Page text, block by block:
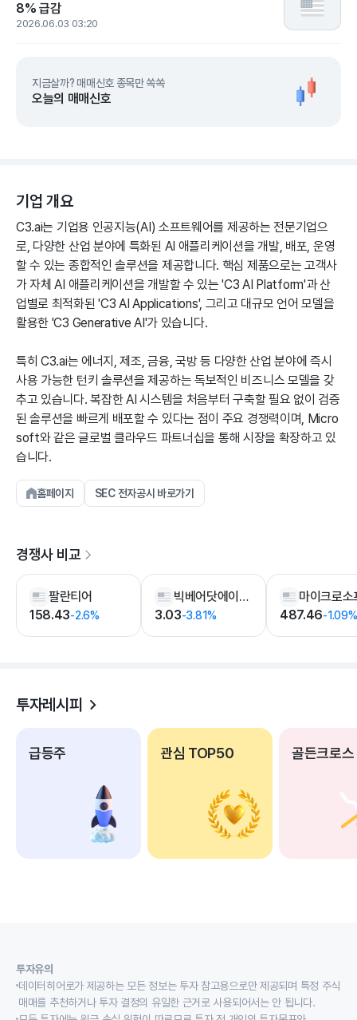
8% 급감
2026.06.03 03:20
지금살까? 매매신호 종목만 쏙쏙
오늘의 매매신호
기업 개요
C3.ai는 기업용 인공지능(AI) 소프트웨어를 제공하는 전문기업으
로, 다양한 산업 분야에 특화된 AI 애플리케이션을 개발, 배포, 운영
할 수 있는 종합적인 솔루션을 제공합니다. 핵심 제품으로는 고객사
가 자체 AI 애플리케이션을 개발할 수 있는 'C3 AI Platform'과 산
업별로 최적화된 'C3 AI Applications', 그리고 대규모 언어 모델을
활용한 'C3 Generative AI'가 있습니다.
특히 C3.ai는 에너지, 제조, 금융, 국방 등 다양한 산업 분야에 즉시
사용 가능한 턴키 솔루션을 제공하는 독보적인 비즈니스 모델을 갖
추고 있습니다. 복잡한 AI 시스템을 처음부터 구축할 필요 없이 검증
된 솔루션을 빠르게 배포할 수 있다는 점이 주요 경쟁력이며, Micro
soft와 같은 글로벌 클라우드 파트너십을 통해 시장을 확장하고 있
습니다.
홈페이지 SEC 전자공시 바로가기
경쟁사 비교
팔란티어
158.43-2.6%
빅베어닷에이아이 홀딩스
3.03-3.81%
마이크로소
487.46-1.09%
투자레시피
급등주 관심 TOP50 골든크로스
투자유의
데이터히어로가 제공하는 모든 정보는 투자 참고용으로만 제공되며 특정 주식
매매를 추천하거나 투자 결정의 유일한 근거로 사용되어서는 안 됩니다.